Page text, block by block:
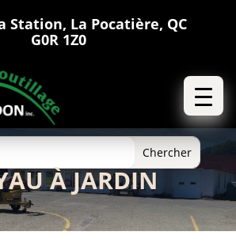
Station, La Pocatière, QC
G0R 1Z0
À JARDIN